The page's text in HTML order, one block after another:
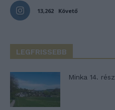
13,262 Követő
LEGFRISSEBB
Minka 14. rész